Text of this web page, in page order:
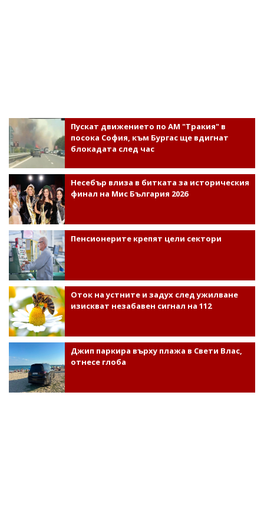
Пускат движението по АМ "Тракия" в
посока София, към Бургас ще вдигнат
блокадата след час
Несебър влиза в битката за историческия
финал на Мис България 2026
Пенсионерите крепят цели сектори
Оток на устните и задух след ужилване
изискват незабавен сигнал на 112
Джип паркира върху плажа в Свети Влас,
отнесе глоба